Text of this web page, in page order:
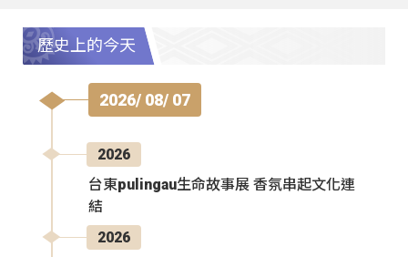
歷史上的今天
2026/ 08/ 07
2026
台東pulingau生命故事展 香氛串起文化連
結
2026